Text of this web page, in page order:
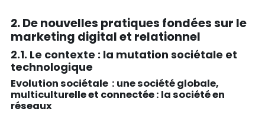
2. De nouvelles pratiques fondées sur le
marketing digital et relationnel
2.1. Le contexte : la mutation sociétale et
technologique
Evolution sociétale : une société globale,
multiculturelle et connectée : la société en
réseaux